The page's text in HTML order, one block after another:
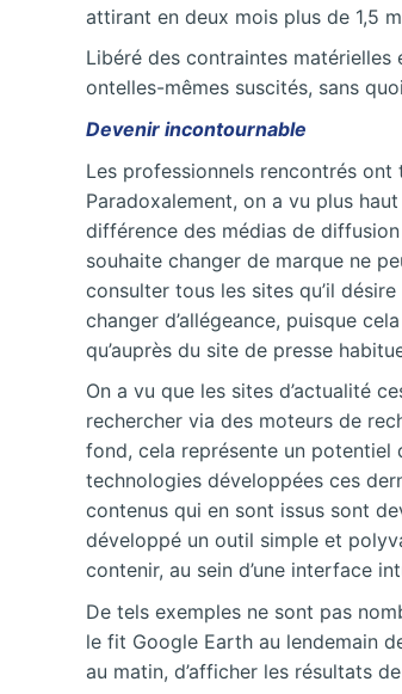
attirant en deux mois plus de 1,5
Libéré des contraintes matérielles
ontelles-mêmes suscités, sans
Devenir incontournable
Les professionnels rencontrés
Paradoxalement, on a vu plus
différence des médias de
souhaite changer de marque ne
consulter tous les sites qu’il
changer d’allégeance, puisque
qu’auprès du site de presse
On a vu que les sites d’actualité
rechercher via des moteurs de
fond, cela représente un potentiel
technologies développées ces
contenus qui en sont issus sont
développé un outil simple et
contenir, au sein d’une interface
De tels exemples ne sont pas
le fit Google Earth au lendemain
au matin, d’afficher les résultats